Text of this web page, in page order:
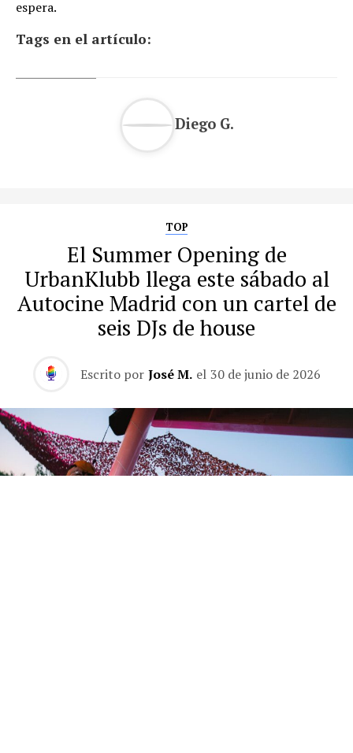
espera.
Tags en el artículo:
Diego G.
TOP
El Summer Opening de
UrbanKlubb llega este sábado al
Autocine Madrid con un cartel de
seis DJs de house
Escrito por José M. el 30 de junio de 2026